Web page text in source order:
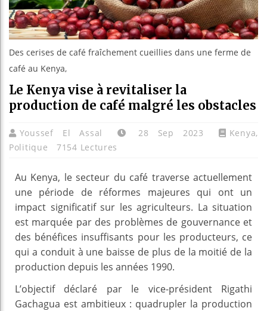
Des cerises de café fraîchement cueillies dans une ferme de
café au Kenya,
Le Kenya vise à revitaliser la
production de café malgré les obstacles
Youssef El Assal 28 Sep 2023 Kenya,
Politique
7154 Lectures
Au Kenya, le secteur du café traverse actuellement
une période de réformes majeures qui ont un
impact significatif sur les agriculteurs. La situation
est marquée par des problèmes de gouvernance et
des bénéfices insuffisants pour les producteurs, ce
qui a conduit à une baisse de plus de la moitié de la
production depuis les années 1990.
L’objectif déclaré par le vice-président Rigathi
Gachagua est ambitieux : quadrupler la production